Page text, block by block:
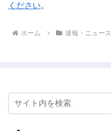
ください。
ホーム 速報・ニュース